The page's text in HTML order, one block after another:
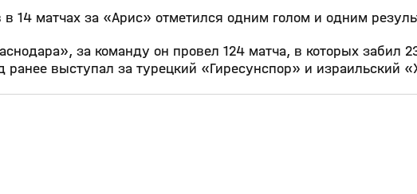
14 матчах за «Арис» отметился одним голом и одним
за команду он провел 124 матча, в которых забил
ранее выступал за турецкий «Гиресунспор» и израильский